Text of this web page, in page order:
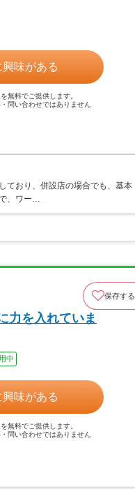
味がある
無料でご提供します。
問い合わせではありません
ており、併設店の場合でも、基本
、ワー…
保存する
力を入れていま
中
味がある
無料でご提供します。
問い合わせではありません